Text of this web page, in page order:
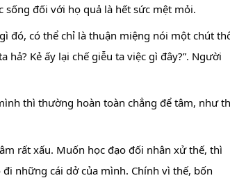
sống đối với họ quả là hết sức mệt mỏi.
đó, có thể chỉ là thuận miệng nói một chút
Kẻ ấy lại chế giễu ta việc gì đây?”. Người
thì thường hoàn toàn chẳng để tâm, như
rất xấu. Muốn học đạo đối nhân xử thế, thì
những cái dở của mình. Chính vì thế, bốn